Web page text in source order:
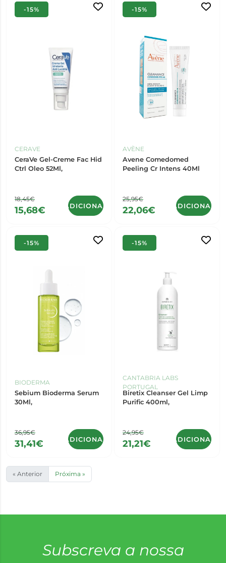
-15%
CERAVE
CeraVe Gel-Creme Fac Hid
Ctrl Oleo 52Ml,
18,45€
15,68€ ADICIONAR
-15%
AVÈNE
Avene Comedomed
Peeling Cr Intens 40Ml
25,95€
22,06€ ADICIONAR
-15%
BIODERMA
Sebium Bioderma Serum
30Ml,
36,95€
31,41€ ADICIONAR
-15%
CANTABRIA LABS
PORTUGAL
Biretix Cleanser Gel Limp
Purific 400ml,
24,95€
21,21€ ADICIONAR
« Anterior Próxima »
Subscreva a nossa